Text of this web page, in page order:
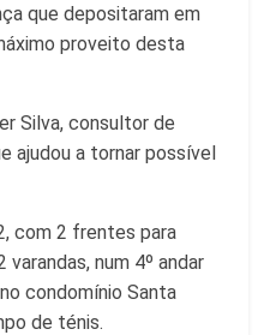
que depositaram em
proveito desta
Silva, consultor de
ajudou a tornar possível
com 2 frentes para
num 4º andar
condomínio Santa
de ténis.